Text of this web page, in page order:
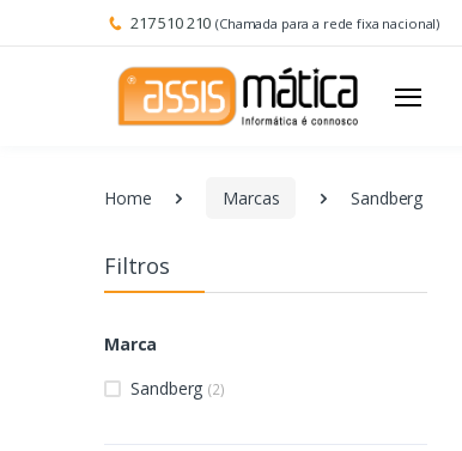
217 510 210 (Chamada para a rede fixa nacional)
Home Marcas Sandberg
Filtros
Marca
Sandberg (2)